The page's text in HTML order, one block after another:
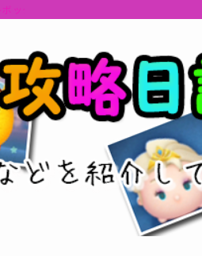
ックスの情報を最速で提供しビンゴの